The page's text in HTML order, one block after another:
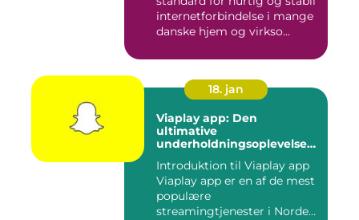
internetforbindelse i mange
danske hjem og virkso...
18. jan
Viaplay app: Den
ultimative
underholdningsoplevelse
Introduktion til Viaplay app
Viaplay app er en af de mest
populære
streamingtjenester i Norden